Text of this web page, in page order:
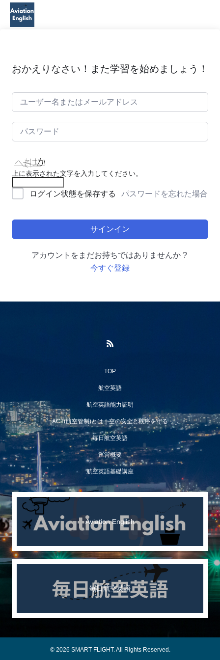
おかえりなさい！また学習を始めましょう！
上に表示された文字を入力してください。
ログイン状態を保存する パスワードを忘れた場合
サインイン
アカウントをまだお持ちではありませんか ?
今すぐ登録
TOP
航空英語
航空英語能力証明
ACT(航空管制)とは｜空の安全と秩序を守る
毎日航空英語
運営概要
航空英語基礎講座
Aviation English
毎日航空英語
© 2026 SMART FLIGHT. All Rights Reserved.